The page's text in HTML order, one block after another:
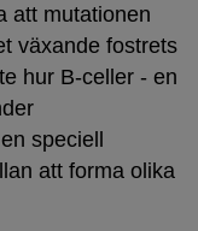
att mutationen
växande fostrets
hur B-celler - en
speciell
att forma olika